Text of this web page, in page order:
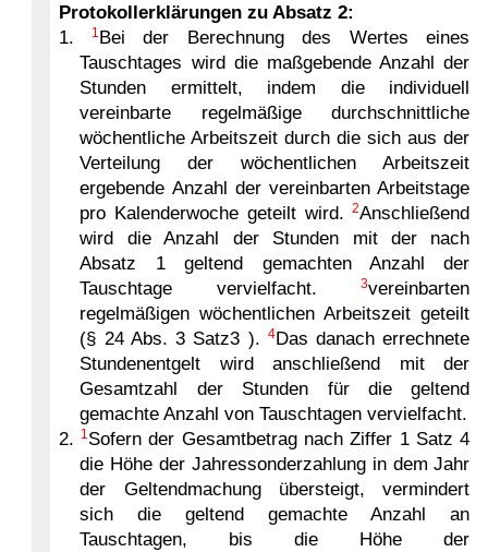
Protokollerklärungen zu Absatz 2:
1.
1 Bei der Berechnung des Wertes eines
Tauschtages wird die maßgebende Anzahl der
Stunden ermittelt, indem die individuell
vereinbarte regelmäßige durchschnittliche
wöchentliche Arbeitszeit durch die sich aus der
Verteilung der wöchentlichen Arbeitszeit
ergebende Anzahl der vereinbarten Arbeitstage
pro Kalenderwoche geteilt wird.2Anschließend
wird die Anzahl der Stunden mit der nach
Absatz 1 geltend gemachten Anzahl der
Tauschtage vervielfacht.3vereinbarten
regelmäßigen wöchentlichen Arbeitszeit geteilt
(§ 24 Abs. 3 Satz3 ).
4Das danach errechnete
Stundenentgelt wird anschließend mit der
Gesamtzahl der Stunden für die geltend
gemachte Anzahl von Tauschtagen vervielfacht.
2.
1 Sofern der Gesamtbetrag nach Ziffer 1 Satz 4
die Höhe der Jahressonderzahlung in dem Jahr
der Geltendmachung übersteigt, vermindert
sich die geltend gemachte Anzahl an
Tauschtagen, bis die Höhe der